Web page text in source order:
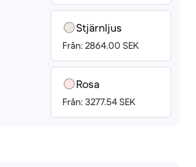
Stjärnljus
Från: 2864.00 SEK
Rosa
Från: 3277.54 SEK